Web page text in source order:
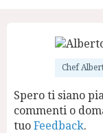
Chef
Spero ti siano
commenti o
tuo Feedback.